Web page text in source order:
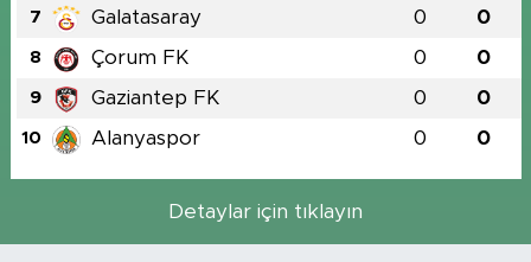
7 Galatasaray 0 0
8 Çorum FK 0 0
9 Gaziantep FK 0 0
10 Alanyaspor 0 0
Detaylar için tıklayın